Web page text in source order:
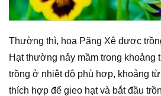
Thường thì, hoa Păng Xê được
Hạt thường nảy mầm trong
trồng ở nhiệt độ phù hợp, khoảng
thích hợp để gieo hạt và bắt đầu